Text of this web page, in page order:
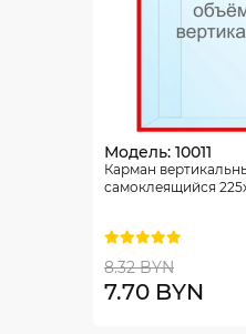
Модель: 10011
Карман
самоклеящийся
8.32 BYN
7.70 BYN